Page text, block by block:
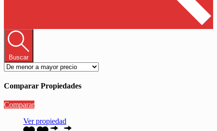
Buscar
Comparar Propiedades
Comparar
Ver propiedad